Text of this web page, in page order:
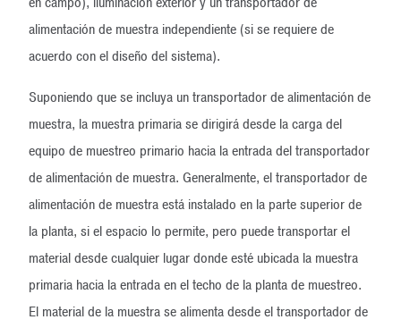
alimentación de muestra independiente (si se requiere de
acuerdo con el diseño del sistema).
Suponiendo que se incluya un transportador de alimentación de
muestra, la muestra primaria se dirigirá desde la carga del
equipo de muestreo primario hacia la entrada del transportador
de alimentación de muestra. Generalmente, el transportador de
alimentación de muestra está instalado en la parte superior de
la planta, si el espacio lo permite, pero puede transportar el
material desde cualquier lugar donde esté ubicada la muestra
primaria hacia la entrada en el techo de la planta de muestreo.
El material de la muestra se alimenta desde el transportador de